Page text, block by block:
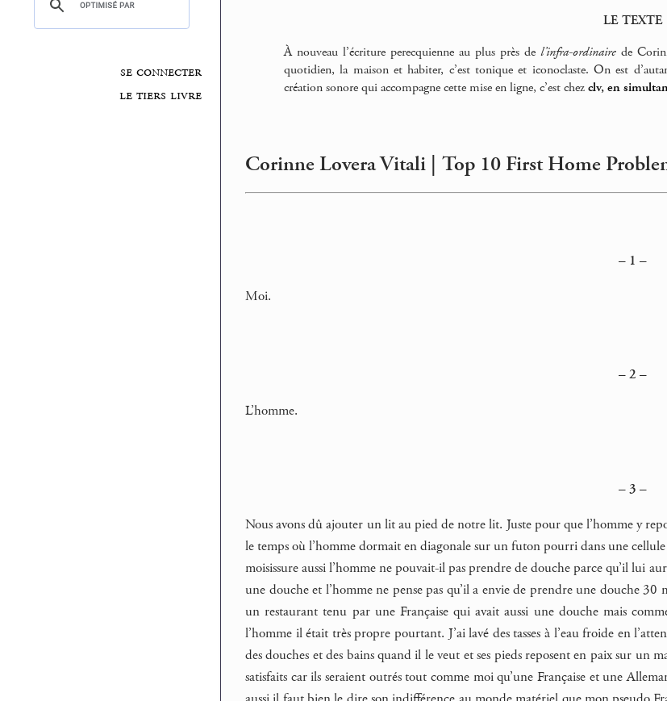
se connecter
le tiers livre
LE TEXTE
À nouveau l’écriture perecquienne au plus près de l’infra-ordinairede
quotidien, la maison et habiter, c’est tonique et iconoclaste. On est
création sonore qui accompagne cette mise en ligne, c’est chezclv, en
Corinne Lovera Vitali | Top 10 First Home
– 1 –
Moi.
– 2 –
L’homme.
– 3 –
Nous avons dû ajouter un lit au pied de notre lit. Juste pour que l’homme y
le temps où l’homme dormait en diagonale sur un futon pourri dans une
moisissure aussi l’homme ne pouvait-il pas prendre de douche parce qu’il lui
une douche et l’homme ne pense pas qu’il a envie de prendre une douche
un restaurant tenu par une Française qui avait aussi une douche mais
l’homme il était très propre pourtant. J’ai lavé des tasses à l’eau froide en
des douches et des bains quand il le veut et ses pieds reposent en paix sur un
satisfaits car ils seraient outrés tout comme moi qu’une Française et une